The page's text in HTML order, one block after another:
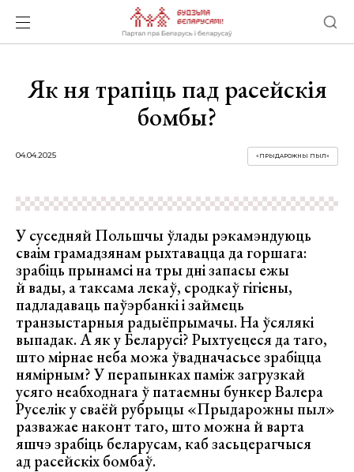
Як ня трапіць пад расейскія
бомбы?
04.04.2025 «ПРЫДАРОЖНЫ ПЫЛ»
У суседняй Польшчы ўлады рэкамэндуюць
сваім грамадзянам рыхтавацца да горшага:
зрабіць прынамсі на тры дні запасы ежы
й вады, а таксама лекаў, сродкаў гігіены,
падладаваць паўэрбанкі і займець
транзыстарныя радыёпрымачы. На ўсялякі
выпадак. А як у Беларусі? Рыхтуецеся да таго,
што мірнае неба можа ўвадначасьсе зрабіцца
нямірным? У перапынках паміж загрузкай
усяго неабходнага ў патаемны бункер Валера
Руселік у сваёй рубрыцы «Прыдарожны пыл»
разважае наконт таго, што можна й варта
яшчэ зрабіць беларусам, каб засьцерагчыся
ад расейскіх бомбаў.